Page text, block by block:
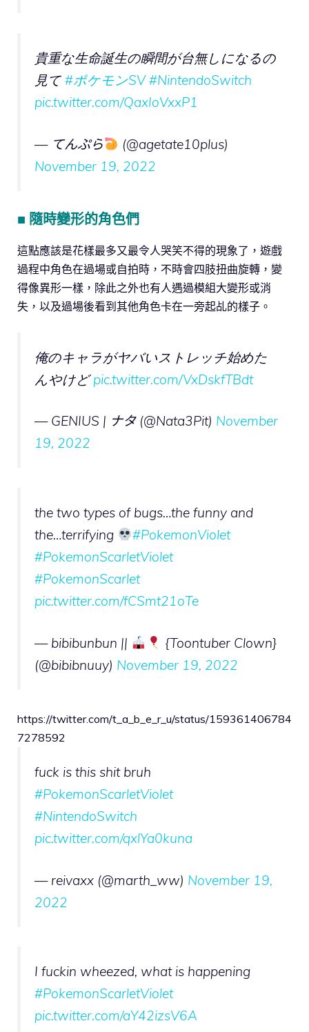
貴重な生命誕生の瞬間が台無しになるの
見て #ポケモンSV #NintendoSwitch
pic.twitter.com/QaxIoVxxP1
— てんぷら
(@agetate10plus)
November 19, 2022
■ 隨時變形的角色們
這點應該是花樣最多又最令人哭笑不得的現象了，遊戲
過程中角色在過場或自拍時，不時會四肢扭曲旋轉，變
得像異形一樣，除此之外也有人遇過模組大變形或消
失，以及過場後看到其他角色卡在一旁起乩的樣子。
俺のキャラがヤバいストレッチ始めた
んやけどpic.twitter.com/VxDskfTBdt
— GENIUS | ナタ (@Nata3Pit) November
19, 2022
the two types of bugs…the funny and
the…terrifying
#PokemonViolet
#PokemonScarletViolet
#PokemonScarlet
pic.twitter.com/fCSmt21oTe
— bibibunbun ||
{Toontuber Clown}
(@bibibnuuy) November 19, 2022
https://twitter.com/t_a_b_e_r_u/status/159361406784
7278592
fuck is this shit bruh
#PokemonScarletViolet
#NintendoSwitch
pic.twitter.com/qxlYa0kuna
— reivaxx (@marth_ww) November 19,
2022
I fuckin wheezed, what is happening
#PokemonScarletViolet
pic.twitter.com/aY42izsV6A